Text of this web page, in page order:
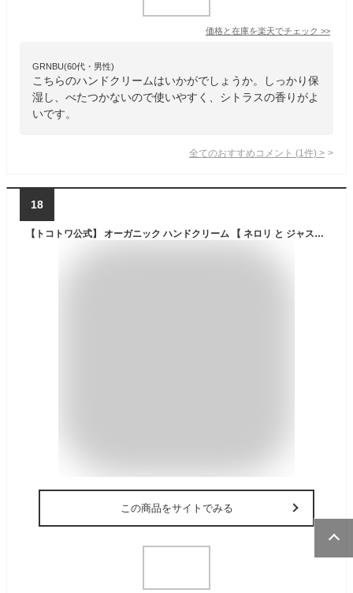
価格と在庫を楽天でチェック >>
GRNBU(60代・男性)
こちらのハンドクリームはいかがでしょうか。しっかり保
湿し、べたつかないので使いやすく、シトラスの香りがよ
いです。
全てのおすすめコメント (1 件) >
18
【トコトワ公式】 オーガニック ハンドクリーム 【 ネロリ と ジャスミン の香り】 ホワイト 45g いい香り 匂い パフューム 香水 手荒れ 手のシワ 敏感肌 高保湿 べたつかない 高級 日本製 国産 おしゃれ アロマ 無添加 天然 誕生日 センス の いい ギフト プレゼント 女性
この商品をサイトでみる